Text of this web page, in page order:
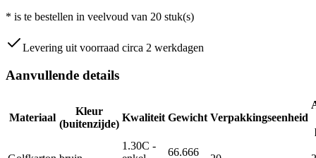
* is te bestellen in veelvoud van 20 stuk(s)
Levering uit voorraad circa 2 werkdagen
Aanvullende details
Materiaal
Kleur
(buitenzijde)
Kwaliteit Gewicht Verpakkingseenheid
1.30C -
66.666